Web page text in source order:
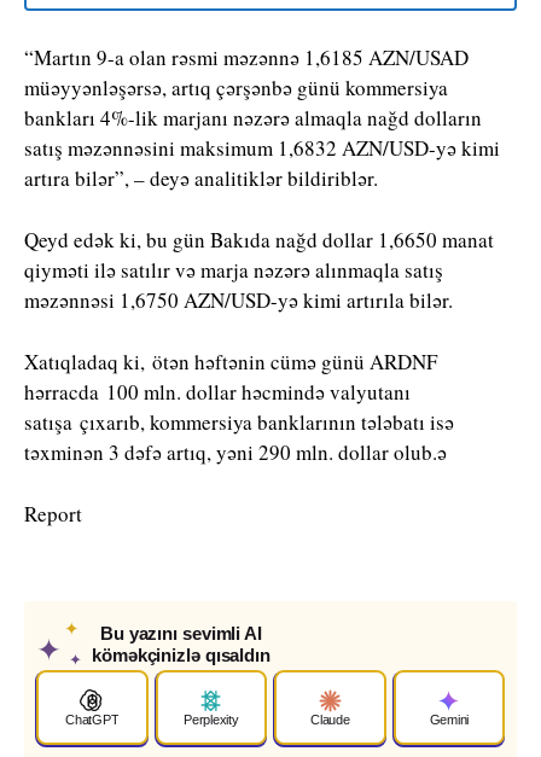
“Martın 9-a olan rəsmi məzənnə 1,6185 AZN/USAD
müəyyənləşərsə, artıq çərşənbə günü kommersiya
bankları 4%-lik marjanı nəzərə almaqla nağd dolların
satış məzənnəsini maksimum 1,6832 AZN/USD-yə kimi
artıra bilər”, – deyə analitiklər bildiriblər.
Qeyd edək ki, bu gün Bakıda nağd dollar 1,6650 manat
qiyməti ilə satılır və marja nəzərə alınmaqla satış
məzənnəsi 1,6750 AZN/USD-yə kimi artırıla bilər.
Xatıqladaq ki, ötən həftənin cümə günü ARDNF
hərracda 100 mln. dollar həcmində valyutanı
satışa çıxarıb, kommersiya banklarının tələbatı isə
təxminən 3 dəfə artıq, yəni 290 mln. dollar olub.ə
Report
✦
✦
✦
Bu yazını sevimli AI
köməkçinizlə qısaldın
ChatGPT Perplexity Claude Gemini